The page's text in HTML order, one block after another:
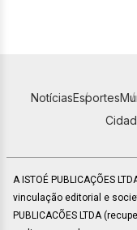
NotíciasEsportes
A ISTOÉ PUBLICAÇÕES
vinculação editorial e
PUBLICACÕES LTDA